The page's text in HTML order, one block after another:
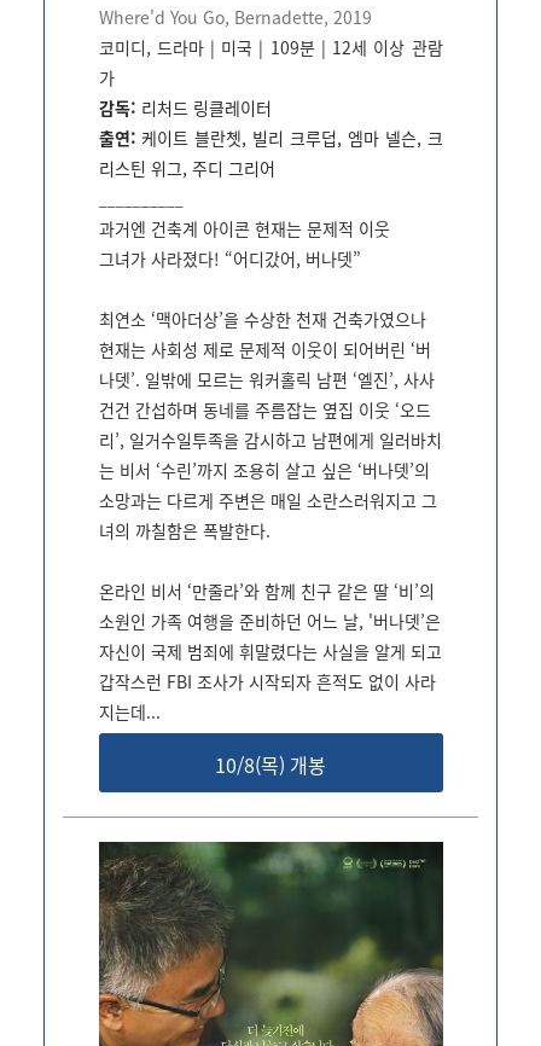
Where'd You Go, Bernadette, 2019
코미디, 드라마 | 미국 | 109분| 12세 이상 관람
가
감독: 리처드 링클레이터
출연: 케이트 블란쳇, 빌리 크루덥, 엠마 넬슨, 크
리스틴 위그, 주디 그리어
과거엔 건축계 아이콘 현재는 문제적 이웃
그녀가 사라졌다! “어디갔어, 버나뎃”
최연소 ‘맥아더상’을 수상한 천재 건축가였으나
현재는 사회성 제로 문제적 이웃이 되어버린 ‘버
나뎃’. 일밖에 모르는 워커홀릭 남편 ‘엘진’, 사사
건건 간섭하며 동네를 주름잡는 옆집 이웃 ‘오드
리’, 일거수일투족을 감시하고 남편에게 일러바치
는 비서 ‘수린’까지 조용히 살고 싶은 ‘버나뎃’의
소망과는 다르게 주변은 매일 소란스러워지고 그
녀의 까칠함은 폭발한다.
온라인 비서 ‘만줄라’와 함께 친구 같은 딸 ‘비’의
소원인 가족 여행을 준비하던 어느 날, '버나뎃’은
자신이 국제 범죄에 휘말렸다는 사실을 알게 되고
갑작스런 FBI 조사가 시작되자 흔적도 없이 사라
지는데...
10/8(목) 개봉